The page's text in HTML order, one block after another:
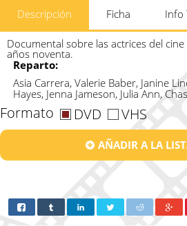
Descripción Ficha Info
Documental sobre las actrices del
años noventa.
Reparto:
Asia Carrera, Valerie Baber, Janine
Hayes, Jenna Jameson, Julia Ann,
Formato DVD VHS
AÑADIR A LA